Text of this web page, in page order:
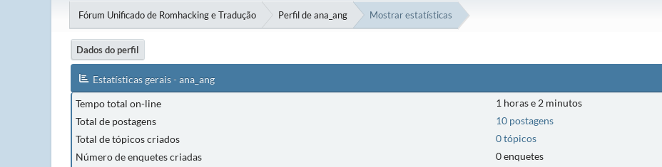
Fórum Unificado de Romhacking e Tradução Perfil de ana_ang Mostrar estatísticas
Dados do perfil
Estatísticas gerais - ana_ang
Tempo total on-line
1 horas e 2 minutos
Total de postagens
10 postagens
Total de tópicos criados
0 tópicos
Número de enquetes criadas
0 enquetes